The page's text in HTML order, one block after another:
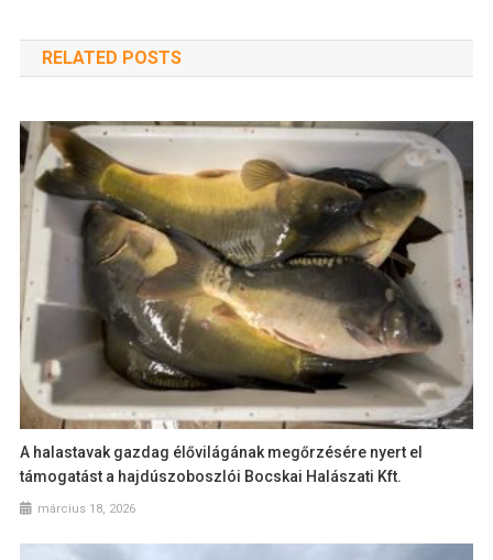
RELATED POSTS
A halastavak gazdag élővilágának megőrzésére nyert el
támogatást a hajdúszoboszlói Bocskai Halászati Kft.
március 18, 2026